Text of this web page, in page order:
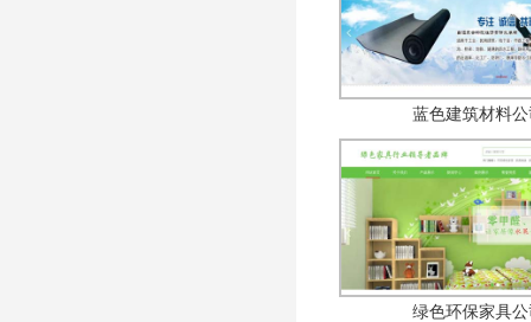
蓝色建筑材料
绿色环保家具